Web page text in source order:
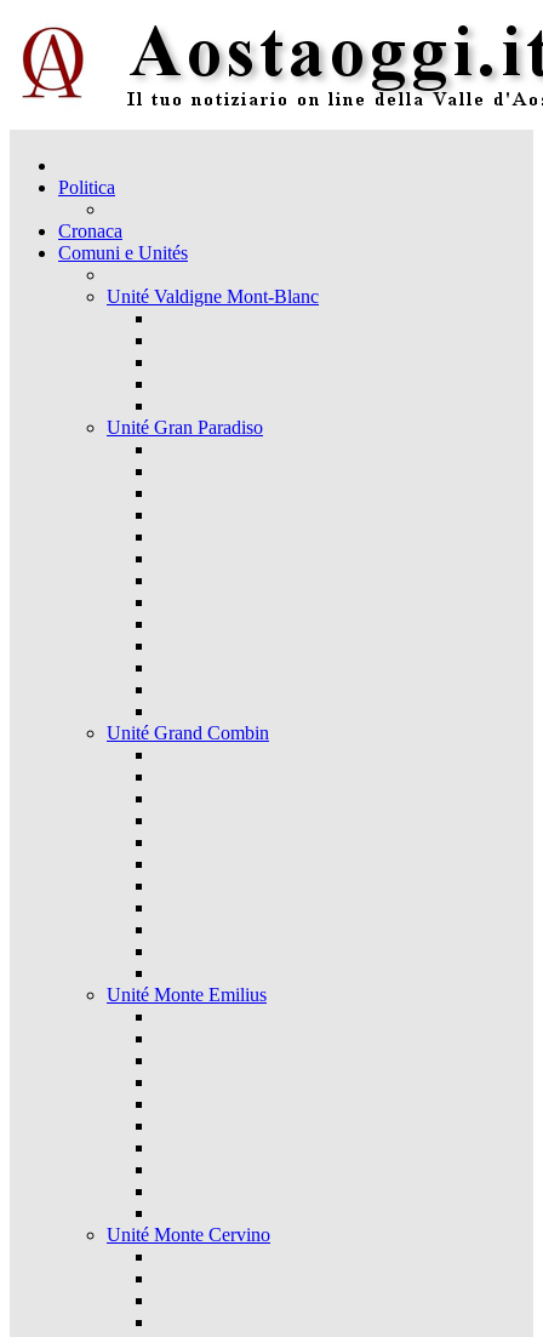
Politica
Cronaca
Comuni e Unités
Unité Valdigne Mont-Blanc
Unité Gran Paradiso
Unité Grand Combin
Unité Monte Emilius
Unité Monte Cervino